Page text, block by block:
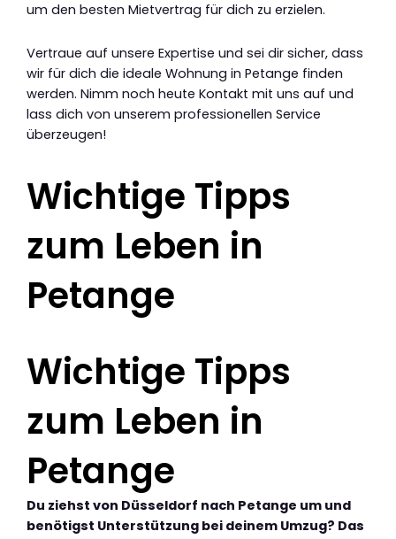
um den besten Mietvertrag für dich zu erzielen.
Vertraue auf unsere Expertise und sei dir sicher, dass
wir für dich die ideale Wohnung in Petange finden
werden. Nimm noch heute Kontakt mit uns auf und
lass dich von unserem professionellen Service
überzeugen!
Wichtige Tipps
zum Leben in
Petange
Wichtige Tipps
zum Leben in
Petange
Du ziehst von Düsseldorf nach Petange um und
benötigst Unterstützung bei deinem Umzug? Das